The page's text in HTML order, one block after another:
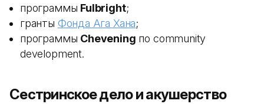
программы Fulbright;
гранты Фонда Ага Хана;
программы Chevening по community
development.
Сестринское дело и акушерство